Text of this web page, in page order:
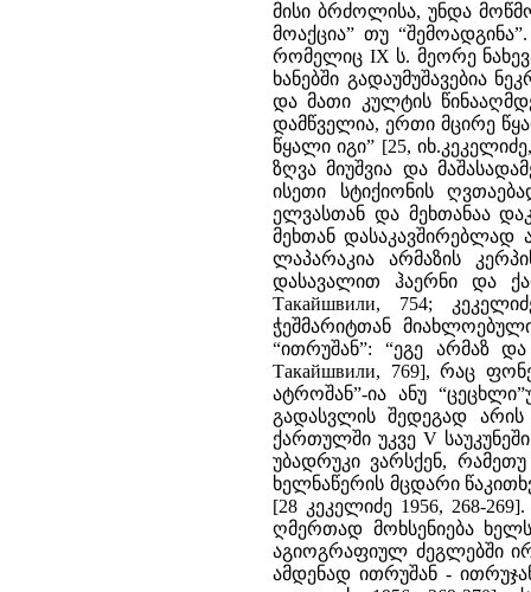
მისი ბრძოლისა, უნდა
მოაქცია” თუ
რომელიც IX ს. მეორე
ხანებში გადაუმუშავებია
და მათი კულტის
დამწველია, ერთი მცირე
წყალი იგი” [25,
ზღვა მიუშვია და
ისეთი სტიქიონის
ელვასთან და მეხთანაა
მეხთან
ლაპარაკია არმაზის
დასავალით ჰაერნი და
Такайшвили, 754;
ჭეშმარიტთან
“ითრუშან”: “ეგე არმაზ
Такайшвили, 769], რაც
ატროშან”-ია ანუ
გადასვლის შედეგად
ქართულში უკვე V
უბადრუკი ვარსქენ,
ხელნაწერის მცდარი
[28 კეკელიძე 1956, 268-
ღმერთად მოხსენიება
აგიოგრაფიულ ძეგლებში
ამდენად ითრუშან -